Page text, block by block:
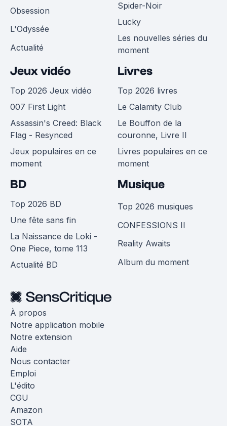
Obsession
L'Odyssée
Actualité
Spider-Noir
Lucky
Les nouvelles séries du
moment
Jeux vidéo
Top 2026 Jeux vidéo
007 First Light
Assassin's Creed: Black
Flag - Resynced
Jeux populaires en ce
moment
Livres
Top 2026 livres
Le Calamity Club
Le Bouffon de la
couronne, Livre II
Livres populaires en ce
moment
BD
Top 2026 BD
Une fête sans fin
La Naissance de Loki -
One Piece, tome 113
Actualité BD
Musique
Top 2026 musiques
CONFESSIONS II
Reality Awaits
Album du moment
À propos
Notre application mobile
Notre extension
Aide
Nous contacter
Emploi
L'édito
CGU
Amazon
SOTA